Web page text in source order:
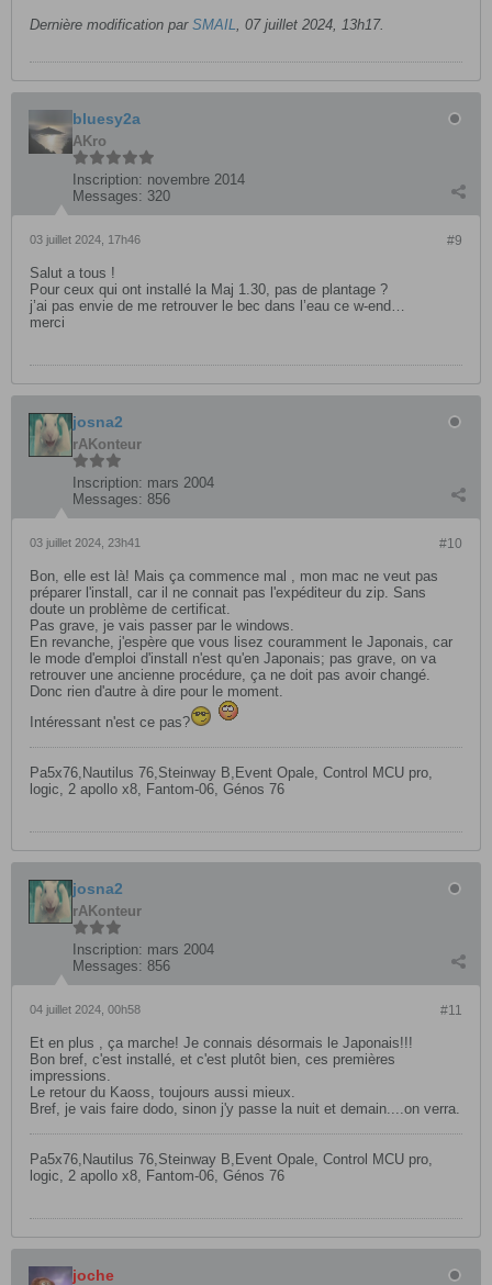
Dernière modification par SMAIL, 07 juillet 2024, 13h17.
bluesy2a
AKro
Inscription: novembre 2014
Messages: 320
#9
03 juillet 2024, 17h46
Salut a tous !
Pour ceux qui ont installé la Maj 1.30, pas de plantage ?
j’ai pas envie de me retrouver le bec dans l’eau ce w-end…
merci
josna2
rAKonteur
Inscription: mars 2004
Messages: 856
#10
03 juillet 2024, 23h41
Bon, elle est là! Mais ça commence mal , mon mac ne veut pas
préparer l'install, car il ne connait pas l'expéditeur du zip. Sans
doute un problème de certificat.
Pas grave, je vais passer par le windows.
En revanche, j'espère que vous lisez couramment le Japonais, car
le mode d'emploi d'install n'est qu'en Japonais; pas grave, on va
retrouver une ancienne procédure, ça ne doit pas avoir changé.
Donc rien d'autre à dire pour le moment.
Intéressant n'est ce pas?
Pa5x76,Nautilus 76,Steinway B,Event Opale, Control MCU pro,
logic, 2 apollo x8, Fantom-06, Génos 76
josna2
rAKonteur
Inscription: mars 2004
Messages: 856
#11
04 juillet 2024, 00h58
Et en plus , ça marche! Je connais désormais le Japonais!!!
Bon bref, c'est installé, et c'est plutôt bien, ces premières
impressions.
Le retour du Kaoss, toujours aussi mieux.
Bref, je vais faire dodo, sinon j'y passe la nuit et demain....on verra.
Pa5x76,Nautilus 76,Steinway B,Event Opale, Control MCU pro,
logic, 2 apollo x8, Fantom-06, Génos 76
joche